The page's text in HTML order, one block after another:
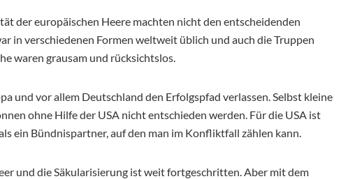
der europäischen Heere machten nicht den entscheidenden
in verschiedenen Formen weltweit üblich und auch die Truppen
waren grausam und rücksichtslos.
und vor allem Deutschland den Erfolgspfad verlassen. Selbst kleine
ohne Hilfe der USA nicht entschieden werden. Für die USA ist
ein Bündnispartner, auf den man im Konfliktfall zählen kann.
und die Säkularisierung ist weit fortgeschritten. Aber mit dem